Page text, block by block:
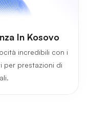
In Kosovo
incredibili con i
per prestazioni di